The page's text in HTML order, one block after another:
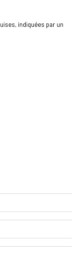
indiquées par un